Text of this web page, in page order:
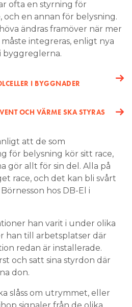
ofta en styrning för
och en annan för belysning.
ändras framöver när mer
integreras, enligt nya
byggreglerna.
I BYGGNADER
OCH VÄRME SKA STYRAS
att de som
för belysning kör sitt race,
gör allt för sin del. Alla på
race, och det kan bli svårt
hos DB-El i
han varit i under olika
han till arbetsplatser där
redan är installerade.
och satt sina styrdon där
don.
slåss om utrymmet, eller